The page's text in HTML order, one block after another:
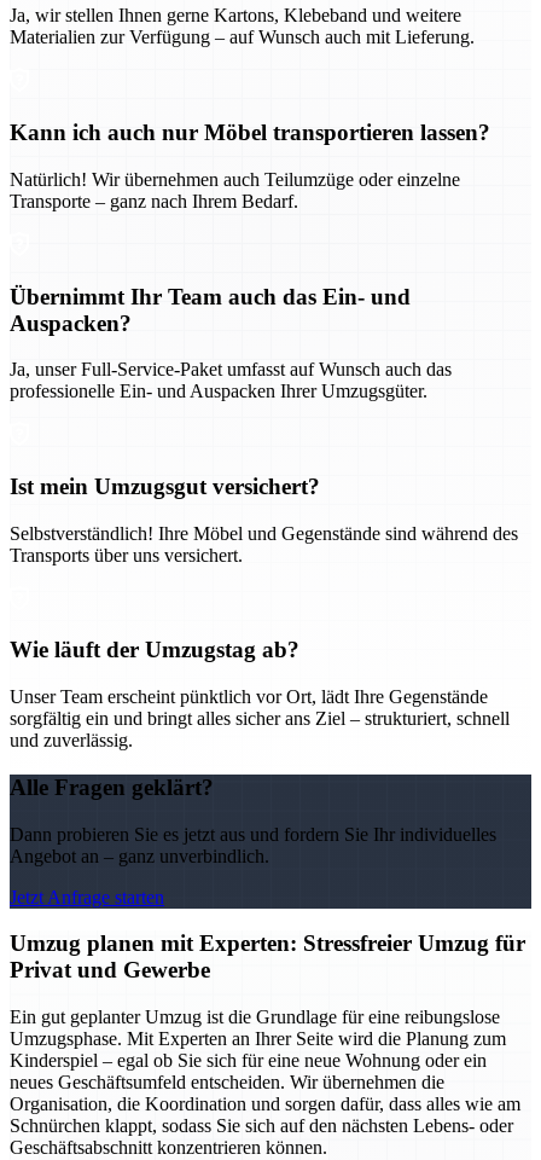
Ja, wir stellen Ihnen gerne Kartons, Klebeband und weitere
Materialien zur Verfügung – auf Wunsch auch mit Lieferung.
Kann ich auch nur Möbel transportieren lassen?
Natürlich! Wir übernehmen auch Teilumzüge oder einzelne
Transporte – ganz nach Ihrem Bedarf.
Übernimmt Ihr Team auch das Ein- und
Auspacken?
Ja, unser Full-Service-Paket umfasst auf Wunsch auch das
professionelle Ein- und Auspacken Ihrer Umzugsgüter.
Ist mein Umzugsgut versichert?
Selbstverständlich! Ihre Möbel und Gegenstände sind während des
Transports über uns versichert.
Wie läuft der Umzugstag ab?
Unser Team erscheint pünktlich vor Ort, lädt Ihre Gegenstände
sorgfältig ein und bringt alles sicher ans Ziel – strukturiert, schnell
und zuverlässig.
Alle Fragen geklärt?
Dann probieren Sie es jetzt aus und fordern Sie Ihr individuelles
Angebot an – ganz unverbindlich.
Jetzt Anfrage starten
Umzug planen mit Experten: Stressfreier Umzug für
Privat und Gewerbe
Ein gut geplanter Umzug ist die Grundlage für eine reibungslose
Umzugsphase. Mit Experten an Ihrer Seite wird die Planung zum
Kinderspiel – egal ob Sie sich für eine neue Wohnung oder ein
neues Geschäftsumfeld entscheiden. Wir übernehmen die
Organisation, die Koordination und sorgen dafür, dass alles wie am
Schnürchen klappt, sodass Sie sich auf den nächsten Lebens- oder
Geschäftsabschnitt konzentrieren können.